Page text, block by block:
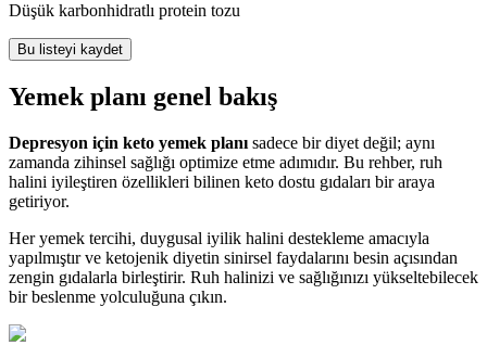
Düşük karbonhidratlı protein tozu
Bu listeyi kaydet
Yemek planı genel bakış
Depresyon için keto yemek planı sadece bir diyet değil; aynı
zamanda zihinsel sağlığı optimize etme adımıdır. Bu rehber, ruh
halini iyileştiren özellikleri bilinen keto dostu gıdaları bir araya
getiriyor.
Her yemek tercihi, duygusal iyilik halini destekleme amacıyla
yapılmıştır ve ketojenik diyetin sinirsel faydalarını besin açısından
zengin gıdalarla birleştirir. Ruh halinizi ve sağlığınızı yükseltebilecek
bir beslenme yolculuğuna çıkın.